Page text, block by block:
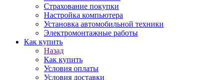
Страхование покупки
Настройка компьютера
Установка автомобильной техники
Электромонтажные работы
Как купить
Назад
Как купить
Условия оплаты
Условия доставки